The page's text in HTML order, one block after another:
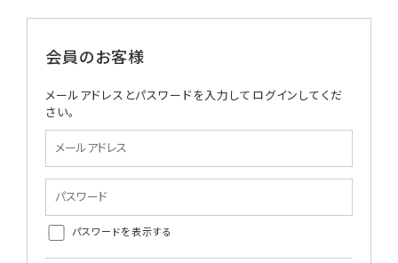
会員のお客様
メールアドレスとパスワードを入力してログインしてくだ
さい。
パスワードを表示する